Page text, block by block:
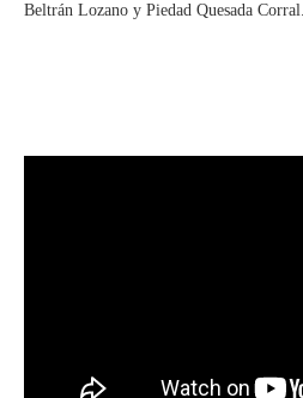
Beltrán Lozano y Piedad Quesada Corral.